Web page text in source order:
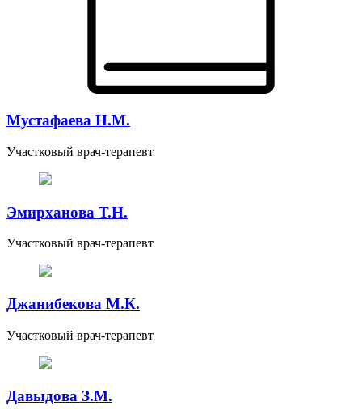
Мустафаева Н.М.
Участковый врач-терапевт
Эмирханова Т.Н.
Участковый врач-терапевт
Джанибекова М.К.
Участковый врач-терапевт
Давыдова З.М.